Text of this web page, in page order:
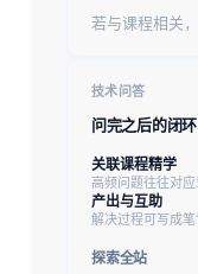
若与课程相关
技术问答
问完之后的闭环
关联课程精学
高频问题往往对应
产出与互助
解决过程可写成笔
探索全站